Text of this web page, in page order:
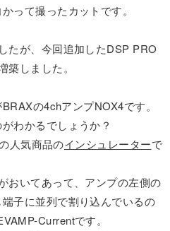
って撮ったカットです。
たが、今回追加したDSP PRO
築しました。
の4chアンプNOX4です。
わかるでしょうか？
人気商品のインシュレーターで
おいてあって、アンプの左側の
子に並列で割り込んでいるの
Currentです。